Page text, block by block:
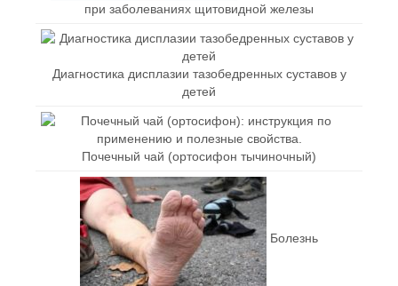
при заболеваниях щитовидной железы
Диагностика дисплазии тазобедренных суставов у
детей
Почечный чай (ортосифон тычиночный)
Болезнь